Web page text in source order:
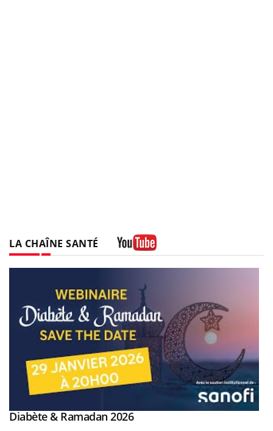
LA CHAÎNE SANTÉ
Youtube
Diabète & Ramadan 2026Youtube